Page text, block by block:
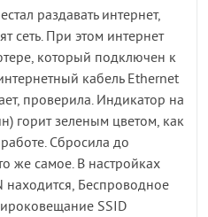
раздавать интернет,
сеть. При этом интернет
который подключен к
кабель Ethernet
проверила. Индикатор на
горит зеленым цветом, как
Сбросила до
же самое. В настройках
находится, Беспроводное
SSID